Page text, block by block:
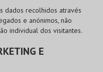
dados recolhidos através
e anónimos, não
individual dos visitantes.
E